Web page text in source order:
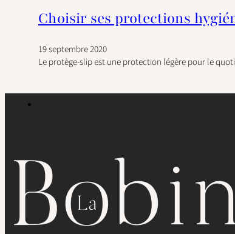
Choisir ses protections
19 septembre 2020
Le protège-slip est une protection légère pour le